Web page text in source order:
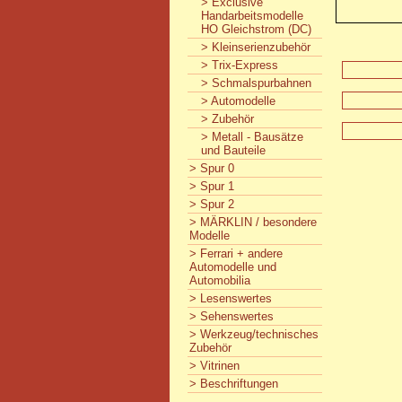
Handarbeitsmodelle
HO Gleichstrom (DC)
> Kleinserienzubehör
> Trix-Express
> Schmalspurbahnen
> Automodelle
> Zubehör
> Metall - Bausätze
und Bauteile
> Spur 0
> Spur 1
> Spur 2
> MÄRKLIN / besondere
Modelle
> Ferrari + andere
Automodelle und
Automobilia
> Lesenswertes
> Sehenswertes
> Werkzeug/technisches
Zubehör
> Vitrinen
> Beschriftungen